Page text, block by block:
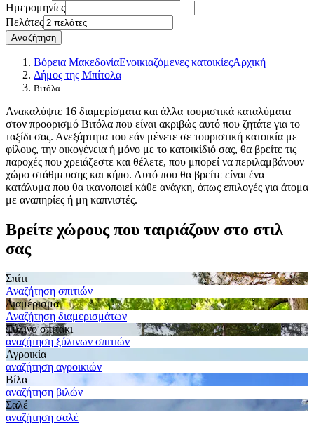
Ημερομηνίες
Πελάτες
Αναζήτηση
Βόρεια ΜακεδονίαΕνοικιαζόμενες κατοικίεςΑρχική
Δήμος της Μπίτολα
Βιτόλα
Ανακαλύψτε 16 διαμερίσματα και άλλα τουριστικά καταλύματα
στον προορισμό Βιτόλα που είναι ακριβώς αυτό που ζητάτε για το
ταξίδι σας. Ανεξάρτητα του εάν μένετε σε τουριστική κατοικία με
φίλους, την οικογένεια ή μόνο με το κατοικίδιό σας, θα βρείτε τις
παροχές που χρειάζεστε και θέλετε, που μπορεί να περιλαμβάνουν
χώρο στάθμευσης και κήπο. Αυτό που θα βρείτε είναι ένα
κατάλυμα που θα ικανοποιεί κάθε ανάγκη, όπως επιλογές για άτομα
με αναπηρίες ή μη καπνιστές.
Βρείτε χώρους που ταιριάζουν στο στιλ
σας
Σπίτι
Αναζήτηση σπιτιών
Διαμέρισμα
Αναζήτηση διαμερισμάτων
Ξύλινο σπιτάκι
αναζήτηση ξύλινων σπιτιών
Αγροικία
αναζήτηση αγροικιών
Βίλα
αναζήτηση βιλών
Σαλέ
αναζήτηση σαλέ